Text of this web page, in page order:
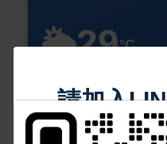
🌥️29°C
今天
🌥️
星期二
🌥️
請加入